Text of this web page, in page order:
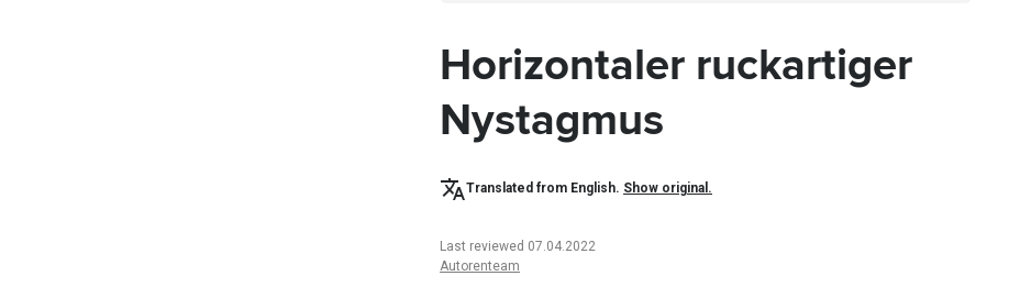
Horizontaler ruckartiger
Nystagmus
Translated from English. Show original.
Last reviewed 07.04.2022
Autorenteam